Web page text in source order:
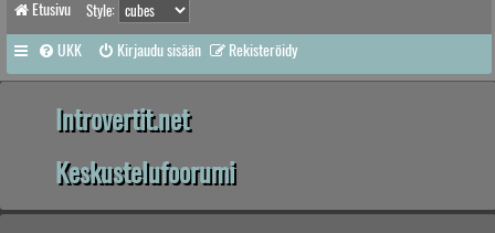
Etusivu Style:
UKK Kirjaudu sisään Rekisteröidy
Introvertit.net
Keskustelufoorumi